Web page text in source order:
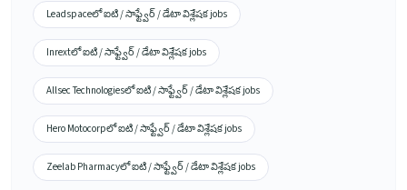
Leadspaceలో ఐటి / సాఫ్ట్వేర్ / డేటా విశ్లేషక jobs
Inrextలో ఐటి / సాఫ్ట్వేర్ / డేటా విశ్లేషక jobs
Allsec Technologiesలో ఐటి / సాఫ్ట్వేర్ / డేటా విశ్లేషక jobs
Hero Motocorpలో ఐటి / సాఫ్ట్వేర్ / డేటా విశ్లేషక jobs
Zeelab Pharmacyలో ఐటి / సాఫ్ట్వేర్ / డేటా విశ్లేషక jobs